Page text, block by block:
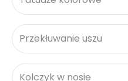
Przekłuwanie uszu
Kolczyk w nosie